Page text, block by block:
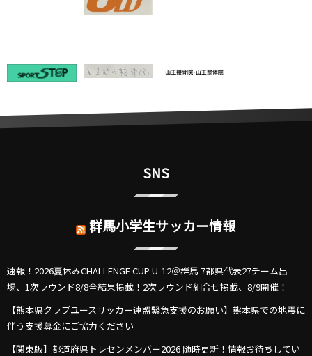
SNS
群馬小学生サッカー情報
速報！2026夏休みCHALLENGE CUP U-12＠群馬 7都県代表27チーム出
場、1次ラウンド8/8全結果掲載！2次ラウンド組合せ掲載、8/9開催！
【熊本県クラブユースサッカー連盟緊急支援のお願い】熊本県での地震に
伴う支援募金にご協力ください
【関東版】都道府県トレセンメンバー2026 随時更新！情報お待ちしてい